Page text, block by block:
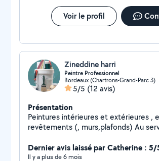
Voir le profil
Zineddine harri
Peintre Professionnel
Bordeaux (Chartrons-Grand-Parc 3)
5/5 (12 avis)
Présentation
Peintures intérieures et extérieures ,
revêtements (, murs,plafonds) Au service de mes
Dernier avis laissé par Catherine : 5/
Il y a plus de 6 mois